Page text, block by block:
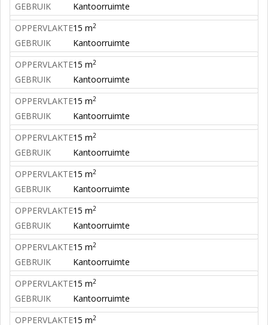
GEBRUIK
Kantoorruimte
OPPERVLAKTE15 m2
GEBRUIK
Kantoorruimte
OPPERVLAKTE15 m2
GEBRUIK
Kantoorruimte
OPPERVLAKTE15 m2
GEBRUIK
Kantoorruimte
OPPERVLAKTE15 m2
GEBRUIK
Kantoorruimte
OPPERVLAKTE15 m2
GEBRUIK
Kantoorruimte
OPPERVLAKTE15 m2
GEBRUIK
Kantoorruimte
OPPERVLAKTE15 m2
GEBRUIK
Kantoorruimte
OPPERVLAKTE15 m2
GEBRUIK
Kantoorruimte
OPPERVLAKTE15 m2